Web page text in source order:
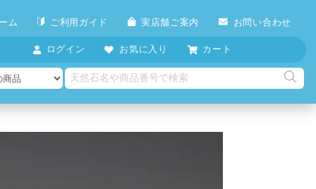
ム ご利用ガイド 実店舗ご案内 お問い合わせ
ログイン お気に入り カート